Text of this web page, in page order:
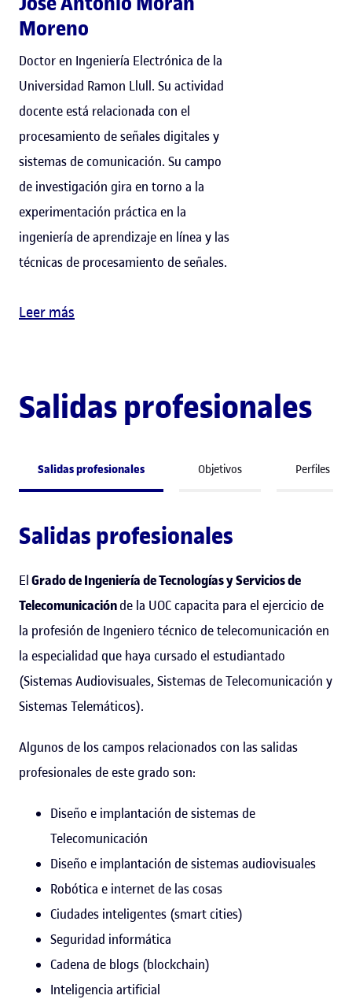
Moreno
Doctor en Ingeniería Electrónica de la
Universidad Ramon Llull. Su actividad
docente está relacionada con el
procesamiento de señales digitales y
sistemas de comunicación. Su campo
de investigación gira en torno a la
experimentación práctica en la
ingeniería de aprendizaje en línea y las
técnicas de procesamiento de señales.
Leer más
Salidas profesionales
Salidas profesionales Objetivos Perfiles
Salidas profesionales
ElGrado de Ingeniería de Tecnologías y Servicios de
Telecomunicaciónde la UOC capacita para el ejercicio de
la profesión de Ingeniero técnico de telecomunicación en
la especialidad que haya cursado el estudiantado
(Sistemas Audiovisuales, Sistemas de Telecomunicación y
Sistemas Telemáticos).
Algunos de los campos relacionados con las salidas
profesionales de este grado son:
Diseño e implantación de sistemas de
Telecomunicación
Diseño e implantación de sistemas audiovisuales
Robótica e internet de las cosas
Ciudades inteligentes (smart cities)
Seguridad informática
Cadena de blogs (blockchain)
Inteligencia artificial